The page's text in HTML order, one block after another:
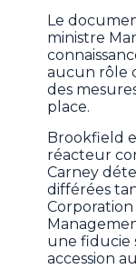
Le
ministre
aucun rôle
des
place.
Brookfield
réacteur
Carney
différées
une fiducie
accession